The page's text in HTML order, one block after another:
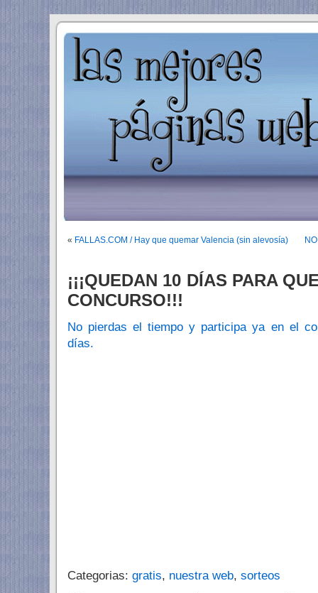
« FALLAS.COM / Hay que quemar Valencia (sin alevosía)
¡¡¡QUEDAN 10 DÍAS PARA
CONCURSO!!!
No pierdas el tiempo y participa ya en el
días.
Categorias: gratis, nuestra web, sorteos